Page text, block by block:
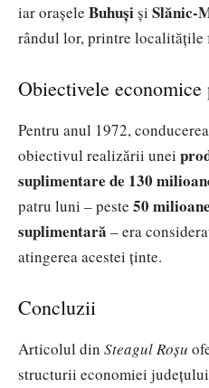
iar orașele Buhușiși Slănic-
rândul lor, printre localitățile
Obiectivele
Pentru anul 1972,
obiectivul realizării unei
suplimentare de 130
patru luni – peste 50
suplimentară – era
atingerea acestei ținte.
Concluzii
Articolul din Steagul Roșu
structurii economiei